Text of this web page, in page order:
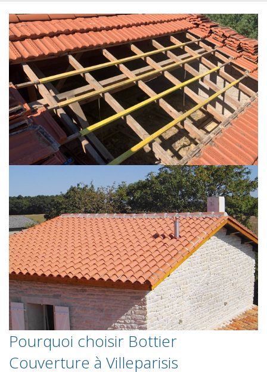
Pourquoi choisir Bottier
Couverture à Villeparisis